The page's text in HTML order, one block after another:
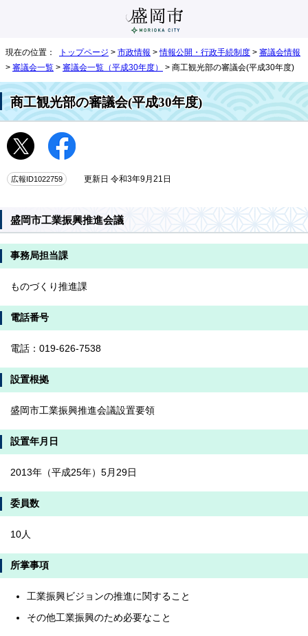
現在の位置： トップページ > 市政情報 >情報公開・行政手続制度 > 審議会情報
> 審議会一覧 > 審議会一覧（平成30年度） > 商工観光部の審議会(平成30年度)
商工観光部の審議会(平成30年度)
広報ID1022759 更新日 令和3年9月21日
盛岡市工業振興推進会議
事務局担当課
ものづくり推進課
電話番号
電話：019-626-7538
設置根拠
盛岡市工業振興推進会議設置要領
設置年月日
2013年（平成25年）5月29日
委員数
10人
所掌事項
工業振興ビジョンの推進に関すること
その他工業振興のため必要なこと